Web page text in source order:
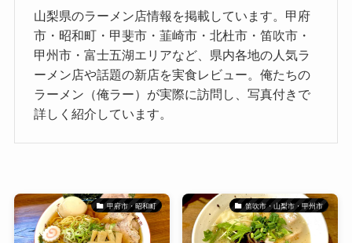
山梨県のラーメン店情報を掲載しています。甲府
市・昭和町・甲斐市・韮崎市・北杜市・笛吹市・
甲州市・富士五湖エリアなど、県内各地の人気ラ
ーメン店や話題の新店を実食レビュー。俺たちの
ラーメン（俺ラー）が実際に訪問し、写真付きで
詳しく紹介しています。
甲府市・昭和町 笛吹市・山梨市・甲州市